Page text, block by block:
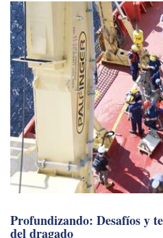
Rompiendo el hielo en la